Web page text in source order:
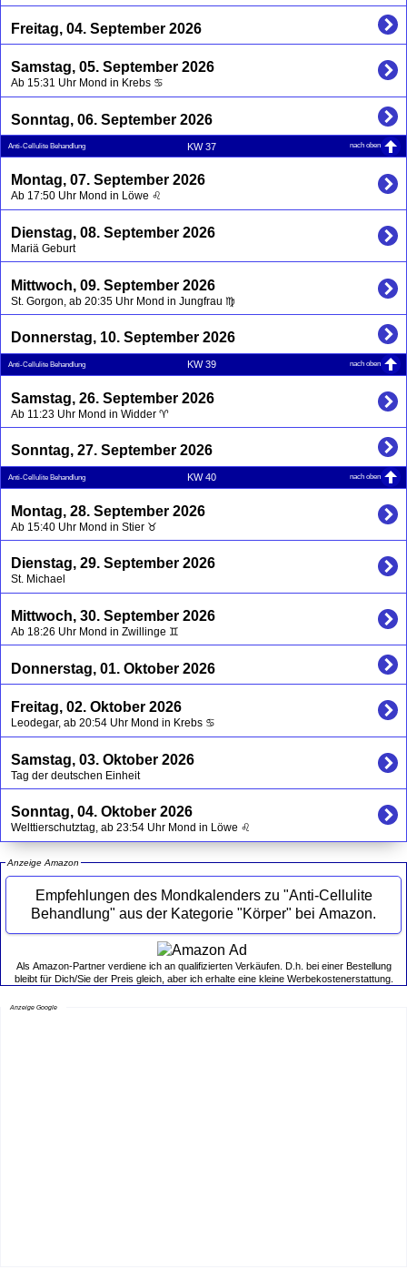
Freitag, 04. September 2026
Samstag, 05. September 2026
Ab 15:31 Uhr Mond in Krebs ♋
Sonntag, 06. September 2026
Anti-Cellulite Behandlung KW 37 nach oben
Montag, 07. September 2026
Ab 17:50 Uhr Mond in Löwe ♌
Dienstag, 08. September 2026
Mariä Geburt
Mittwoch, 09. September 2026
St. Gorgon, ab 20:35 Uhr Mond in Jungfrau ♍
Donnerstag, 10. September 2026
Anti-Cellulite Behandlung KW 39 nach oben
Samstag, 26. September 2026
Ab 11:23 Uhr Mond in Widder ♈
Sonntag, 27. September 2026
Anti-Cellulite Behandlung KW 40 nach oben
Montag, 28. September 2026
Ab 15:40 Uhr Mond in Stier ♉
Dienstag, 29. September 2026
St. Michael
Mittwoch, 30. September 2026
Ab 18:26 Uhr Mond in Zwillinge ♊
Donnerstag, 01. Oktober 2026
Freitag, 02. Oktober 2026
Leodegar, ab 20:54 Uhr Mond in Krebs ♋
Samstag, 03. Oktober 2026
Tag der deutschen Einheit
Sonntag, 04. Oktober 2026
Welttierschutztag, ab 23:54 Uhr Mond in Löwe ♌
Anzeige Amazon
Empfehlungen des Mondkalenders zu "Anti-Cellulite
Behandlung" aus der Kategorie "Körper" bei Amazon.
Als Amazon-Partner verdiene ich an qualifizierten Verkäufen. D.h. bei einer Bestellung
bleibt für Dich/Sie der Preis gleich, aber ich erhalte eine kleine Werbekostenerstattung.
Anzeige Google